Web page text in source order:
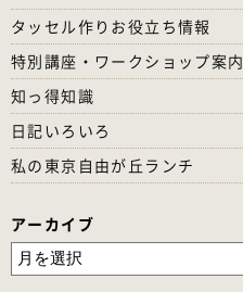
タッセル作りお役立ち情報
特別講座・ワークショップ案内
知っ得知識
日記いろいろ
私の東京自由が丘ランチ
アーカイブ